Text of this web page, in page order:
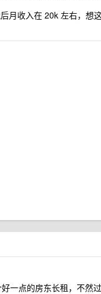
月收入在 20k 左右，想
一点的房东长租，不然